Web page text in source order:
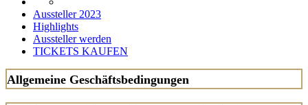
Aussteller 2023
Highlights
Aussteller werden
TICKETS KAUFEN
Allgemeine Geschäftsbedingungen